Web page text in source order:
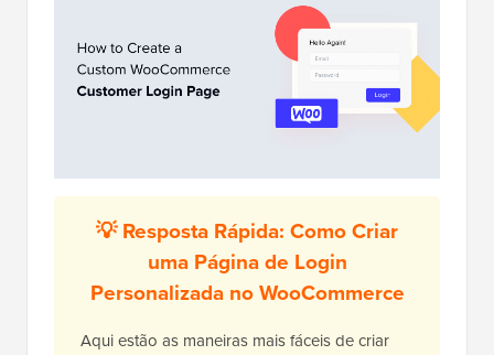
💡 Resposta Rápida: Como Criar
uma Página de Login
Personalizada no WooCommerce
Aqui estão as maneiras mais fáceis de criar